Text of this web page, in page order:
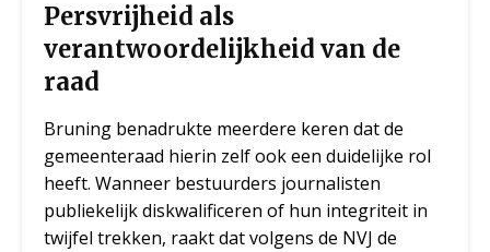
Persvrijheid als
verantwoordelijkheid van de
raad
Bruning benadrukte meerdere keren dat de
gemeenteraad hierin zelf ook een duidelijke rol
heeft. Wanneer bestuurders journalisten
publiekelijk diskwalificeren of hun integriteit in
twijfel trekken, raakt dat volgens de NVJ de